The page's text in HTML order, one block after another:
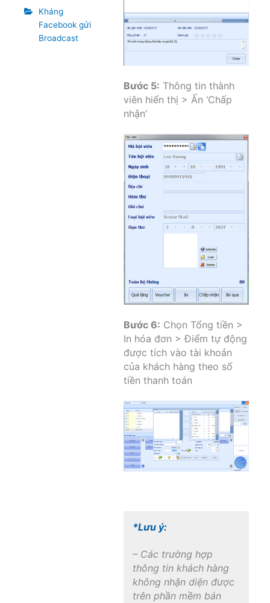
Kháng
Facebook gửi
Broadcast
Bước 5: Thông tin thành
viên hiển thị > Ấn ‘Chấp
nhận’
Bước 6: Chọn Tổng tiền >
In hóa đơn > Điểm tự động
được tích vào tài khoản
của khách hàng theo số
tiền thanh toán
*Lưu ý:
– Các trường hợp
thông tin khách hàng
không nhận diện được
trên phần mềm bán